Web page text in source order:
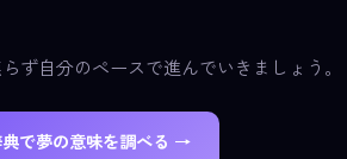
ず自分のペースで進んでいきましょう。
で夢の意味を調べる →